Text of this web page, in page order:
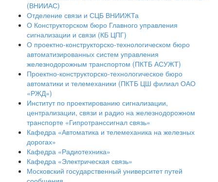
(ВНИИАС)
Отделение связи и СЦБ ВНИИЖТа
О Конструкторском бюро Главного управления
сигнализации и связи (КБ ЦПГ)
О проектно-конструкторско-технологическом бюро
автоматизированных систем управления
железнодорожным транспортом (ПКТБ АСУЖТ)
Проектно-конструкторско-технологическое бюро
автоматики и телемеханики (ПКТБ ЦШ филиал ОАО
«РЖД»)
Институт по проектированию сигнализации,
централизации, связи и радио на железнодорожном
транспорте «Гипротранссигнал связь»
Кафедра «Автоматика и телемеханика на железных
дорогах»
Кафедра «Радиотехника»
Кафедра «Электрическая связь»
Московский государственный университет путей